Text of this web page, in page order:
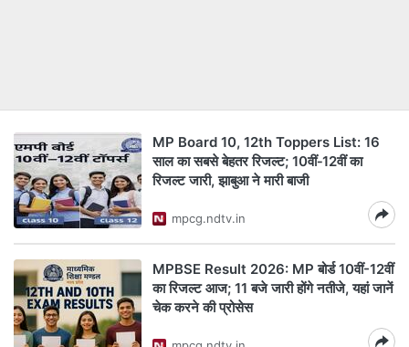
MP Board 10, 12th Toppers List: 16
साल का सबसे बेहतर रिजल्ट; 10वीं‑12वीं का
रिजल्ट जारी, झाबुआ ने मारी बाजी
mpcg.ndtv.in
MPBSE Result 2026: MP बोर्ड 10वीं-12वीं
का रिजल्ट आज; 11 बजे जारी होंगे नतीजे, यहां जानें
चेक करने की प्रोसेस